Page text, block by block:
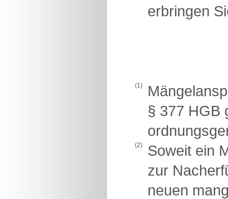
erbringen
(1)
§ 377 HGB
(2)
Soweit ein
zur
neuen